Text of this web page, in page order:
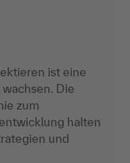
ist eine
Die
zum
halten
und